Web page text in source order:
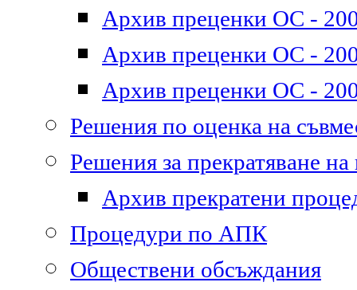
Архив преценки ОС -
Архив преценки ОС -
Архив преценки ОС -
Решения по оценка на
Решения за прекратяване
Архив прекратени
Процедури по АПК
Обществени обсъждания